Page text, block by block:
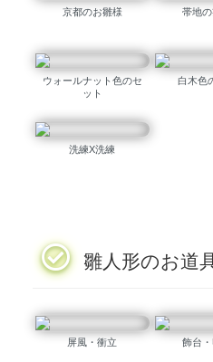
京都のお雛様 帯地
ウォールナット色のセ
ット
白木色
洗練X洗練
雛人形のお道
屏風・衝立 飾台